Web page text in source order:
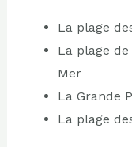
La plage
La plage
Mer
La Grande
La plage